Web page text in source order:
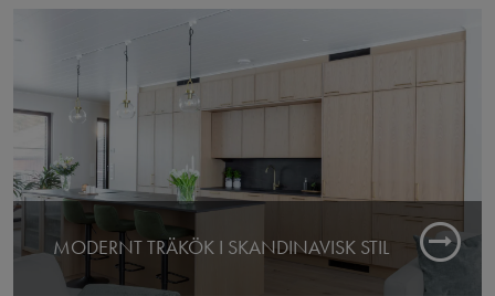
MODERNT TRÄKÖK I SKANDINAVISK STIL